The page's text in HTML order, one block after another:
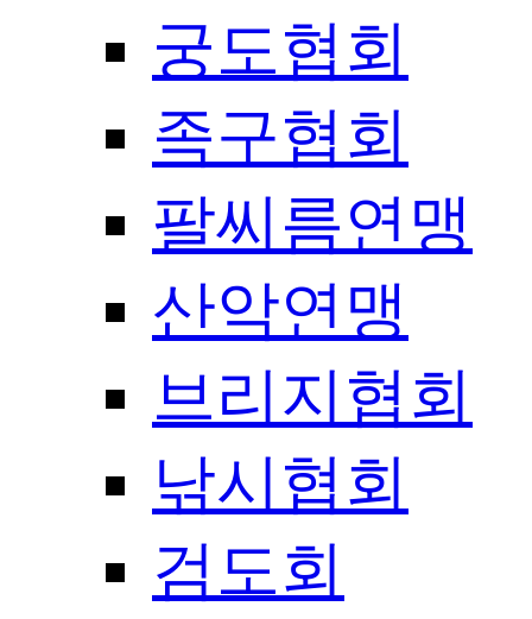
궁도협회
족구협회
팔씨름연맹
산악연맹
브리지협회
낚시협회
검도회